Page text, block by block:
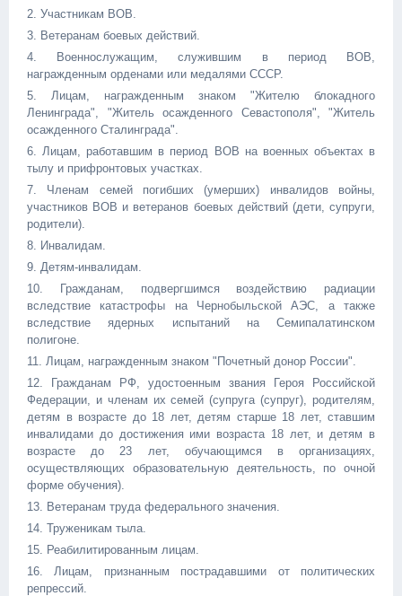
2. Участникам ВОВ.
3. Ветеранам боевых действий.
4. Военнослужащим, служившим в период ВОВ,
награжденным орденами или медалями СССР.
5. Лицам, награжденным знаком "Жителю блокадного
Ленинграда", "Житель осажденного Севастополя", "Житель
осажденного Сталинграда".
6. Лицам, работавшим в период ВОВ на военных объектах в
тылу и прифронтовых участках.
7. Членам семей погибших (умерших) инвалидов войны,
участников ВОВ и ветеранов боевых действий (дети, супруги,
родители).
8. Инвалидам.
9. Детям-инвалидам.
10. Гражданам, подвергшимся воздействию радиации
вследствие катастрофы на Чернобыльской АЭС, а также
вследствие ядерных испытаний на Семипалатинском
полигоне.
11. Лицам, награжденным знаком "Почетный донор России".
12. Гражданам РФ, удостоенным звания Героя Российской
Федерации, и членам их семей (супруга (супруг), родителям,
детям в возрасте до 18 лет, детям старше 18 лет, ставшим
инвалидами до достижения ими возраста 18 лет, и детям в
возрасте до 23 лет, обучающимся в организациях,
осуществляющих образовательную деятельность, по очной
форме обучения).
13. Ветеранам труда федерального значения.
14. Труженикам тыла.
15. Реабилитированным лицам.
16. Лицам, признанным пострадавшими от политических
репрессий.